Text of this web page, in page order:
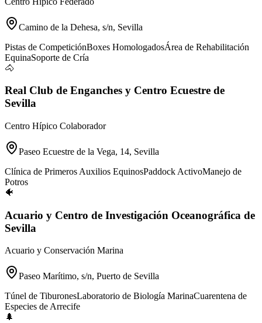
Camino de la Dehesa, s/n, Sevilla
Pistas de CompeticiónBoxes HomologadosÁrea de Rehabilitación
EquinaSoporte de Cría
🐴
Real Club de Enganches y Centro Ecuestre de
Sevilla
Centro Hípico Colaborador
Paseo Ecuestre de la Vega, 14, Sevilla
Clínica de Primeros Auxilios EquinosPaddock ActivoManejo de
Potros
🐠
Acuario y Centro de Investigación Oceanográfica de
Sevilla
Acuario y Conservación Marina
Paseo Marítimo, s/n, Puerto de Sevilla
Túnel de TiburonesLaboratorio de Biología MarinaCuarentena de
Especies de Arrecife
🌲